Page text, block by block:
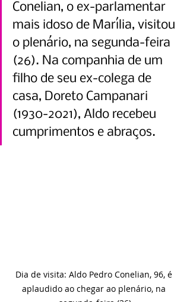
Conelian, o ex-parlamentar
mais idoso de Marília, visitou
o plenário, na segunda-feira
(26). Na companhia de um
filho de seu ex-colega de
casa, Doreto Campanari
(1930-2021), Aldo recebeu
cumprimentos e abraços.
Dia de visita: Aldo Pedro Conelian, 96, é
aplaudido ao chegar ao plenário, na